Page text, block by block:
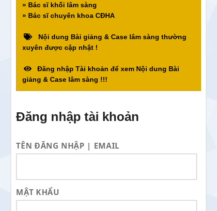
» Bác sĩ khối lâm sàng
» Bác sĩ chuyên khoa CĐHA
Nội dung Bài giảng & Case lâm sàng thường
xuyên được cập nhật !
Đăng nhập Tài khoản để xem Nội dung Bài
giảng & Case lâm sàng !!!
Đăng nhập tài khoản
TÊN ĐĂNG NHẬP | EMAIL
MẬT KHẨU